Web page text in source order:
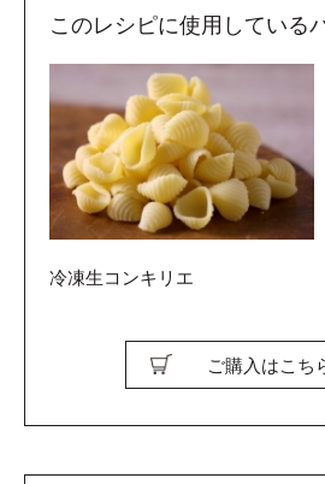
このレシピに使用している
冷凍生コンキリエ
ご購入はこち